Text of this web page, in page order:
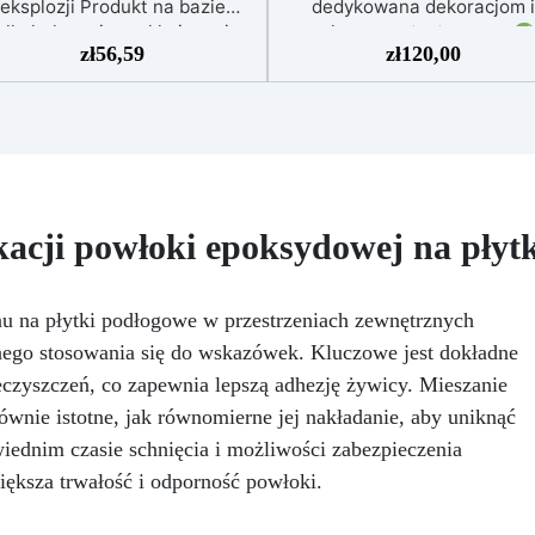
eksplozji Produkt na bazie
alkoholu o niezwykle jasnej
niezbędny do uzyskania
efektu „eksplozji” na
efekty. Mieszając tusz
epoksydową możesz
uzyskać efekt eksplozji,
koloru BIAŁEGO na
z innymi barwnikami z
naszej oferty
zł56,59
dedykowana dekoracjom i
zalewom artystycznym
Idealna do obrazów, powłok,
małych dzieł sztuki
Utwardza się w 12-24
zapewniając błyszczącą i
zł120,00
powłoki epoksydowej na
płytki podłogowe w przestrzeniach zewnętrznych
stosowania się do wskazówek. Kluczowe jest dokładne
co zapewnia lepszą adhezję żywicy. Mieszanie
istotne, jak równomierne jej nakładanie, aby uniknąć
czasie schnięcia i możliwości zabezpieczenia
trwałość i odporność powłoki.